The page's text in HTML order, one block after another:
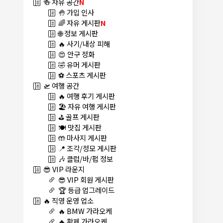
🤚 가입 인사
🌈 자유 게시판N
🌐 정보 게시판
🔥 사기/내상 피해
😍 안구 정화
🤣 유머 게시판
⚽ 스포츠 게시판
🛫 여행 공간
🔥 여행 후기 게시판
🏖️ 자유 여행 게시판
⛳ 골프 게시판
🍽️ 맛집 게시판
🤲 마사지 게시판
📍 조각/정모 게시판
🎶 클럽/바/펍 정보
😎 VIP 라운지
😎 VIP 회원 게시판
🏆 등급 업그레이드
🔥 직영 운영 업소
🔥 BMW 가라오케